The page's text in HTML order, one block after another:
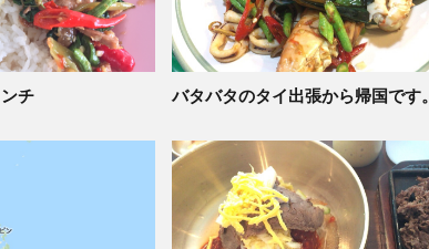
チ バタバタのタイ出張から帰国です。